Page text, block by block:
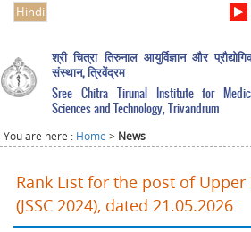
Hindi
श्री चित्रा तिरुनाल आयुर्विज्ञान और
संस्थान, त्रिवेंद्रम
Sree Chitra Tirunal Institute for
Sciences and Technology, Trivandrum
You are here : Home > News
Rank List for the post of Upper
(JSSC 2024), dated 21.05.2026